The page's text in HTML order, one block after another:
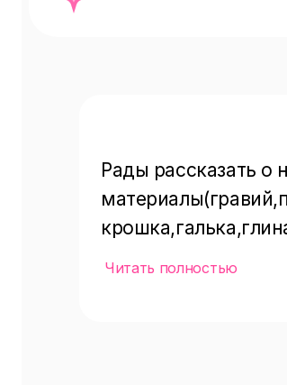
Рады рассказать о
Полистиролбетон
Читать полностью